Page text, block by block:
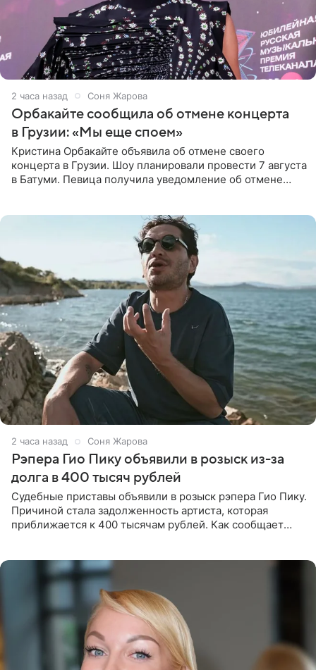
2 часа назад Соня Жарова
Орбакайте сообщила об отмене концерта
в Грузии: «Мы еще споем»
Кристина Орбакайте объявила об отмене своего
концерта в Грузии. Шоу планировали провести 7 августа
в Батуми. Певица получила уведомление об отмене
2 часа назад Соня Жарова
Рэпера Гио Пику объявили в розыск из-за
долга в 400 тысяч рублей
Судебные приставы объявили в розыск рэпера Гио Пику.
Причиной стала задолженность артиста, которая
приближается к 400 тысячам рублей. Как сообщает